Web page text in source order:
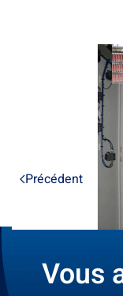
Précédent
Vous